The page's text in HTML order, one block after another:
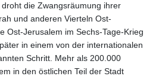
die Zwangsräumung ihrer
und anderen Vierteln Ost-
Ost-Jerusalem im Sechs-Tage-Krieg
in einem von der internationalen
Schritt. Mehr als 200.000
in den östlichen Teil der Stadt